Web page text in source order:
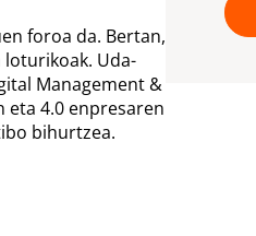
foroa da. Bertan,
Uda-
Management &
eta 4.0 enpresaren
bihurtzea.